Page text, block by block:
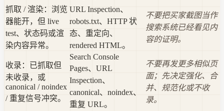
抓取 / 渲染：浏览
器能开，但 live
test、状态码或渲
染内容异常。
URL Inspection、
robots.txt、HTTP 状
态、重定向、
rendered HTML。
不要把买家截图当作
搜索系统已经看见内
容的证明。
收录：已抓取但
未收录，或
canonical / noindex
/ 重复信号冲突。
Search Console
Pages、URL
Inspection、
canonical、noindex、
重复 URL。
不要再发更多相似页
面；先决定强化、合
并、规范化或不收
录。